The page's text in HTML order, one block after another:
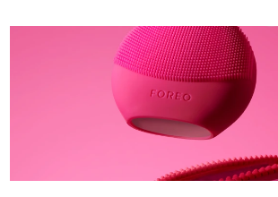
Erwartete
Erwartete
Erwartete
Erwartete